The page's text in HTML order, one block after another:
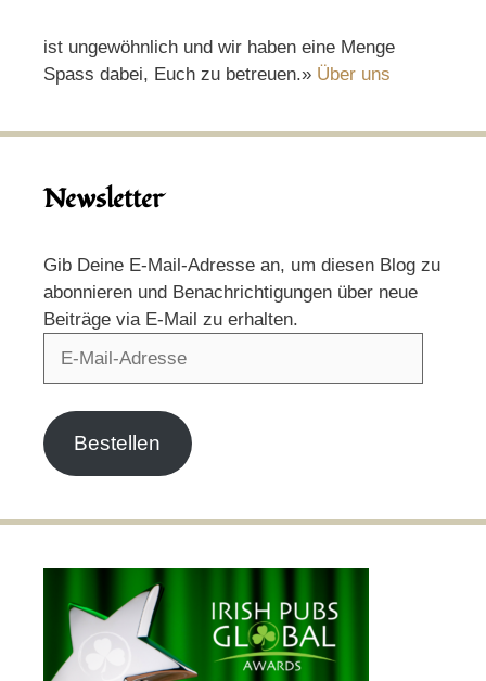
ist ungewöhnlich und wir haben eine Menge
Spass dabei, Euch zu betreuen.» Über uns
Newsletter
Gib Deine E-Mail-Adresse an, um diesen Blog zu
abonnieren und Benachrichtigungen über neue
Beiträge via E-Mail zu erhalten.
Bestellen